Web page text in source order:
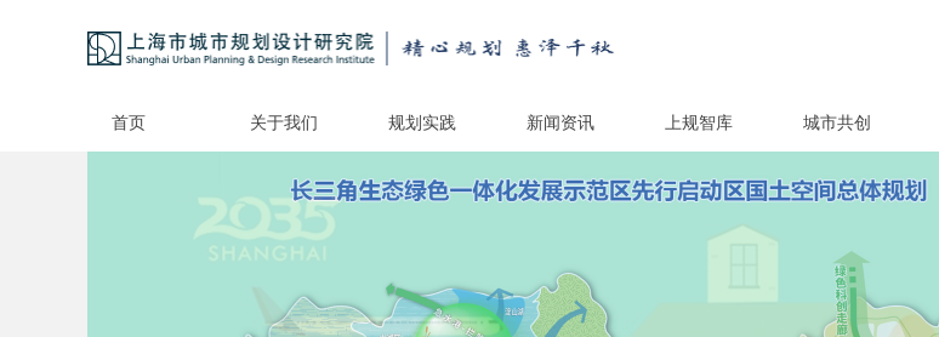
首页 关于我们 规划实践 新闻资讯 上规智库 城市共创